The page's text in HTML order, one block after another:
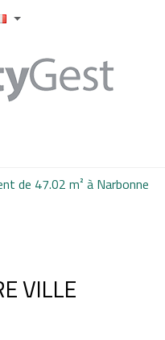
de 47.02 m² à Narbonne
VILLE